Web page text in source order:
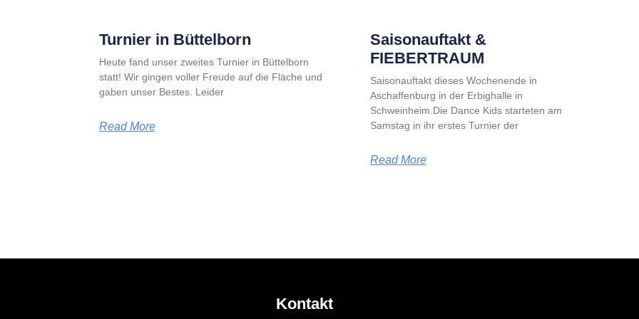
Turnier in Büttelborn
Heute fand unser zweites Turnier in Büttelborn
statt! Wir gingen voller Freude auf die Fläche und
gaben unser Bestes. Leider
Read More
Saisonauftakt &
FIEBERTRAUM
Saisonauftakt dieses Wochenende in
Aschaffenburg in der Erbighalle in
Schweinheim.Die Dance Kids starteten am
Samstag in ihr erstes Turnier der
Read More
Kontakt